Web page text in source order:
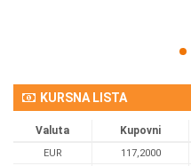
KURSNA LISTA
Valuta Kupovni
EUR 117,2000